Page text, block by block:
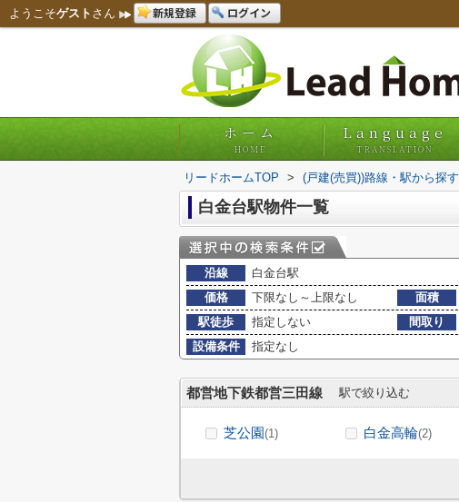
ようこそゲスト さん 新規登録 ログイン
ホーム
HOME
Language
TRANSLATION
リードホームTOP > (戸建(売買))路線・駅から探す
白金台駅物件一覧
沿線
白金台駅
価格
下限なし～上限なし 面積
駅徒歩
指定しない 間取り
設備条件
指定なし
都営地下鉄都営三田線 駅で絞り込む
芝公園(1) 白金高輪(2)